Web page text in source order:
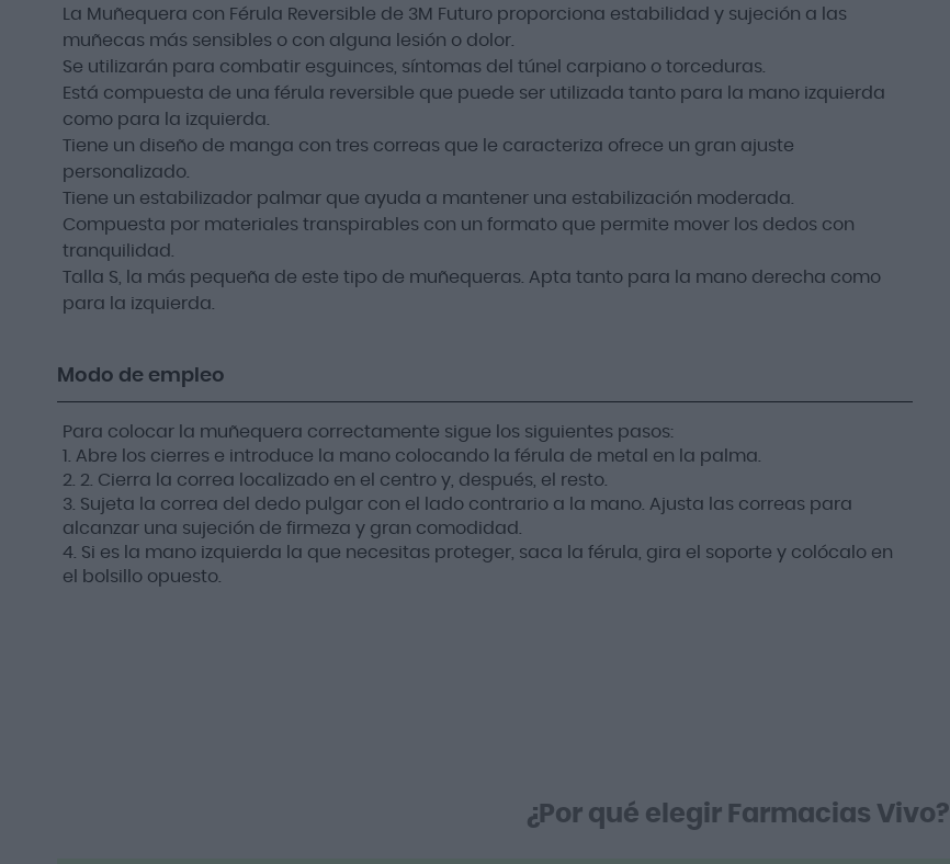
La Muñequera con Férula Reversible de 3M Futuro proporciona estabilidad y sujeción a las
muñecas más sensibles o con alguna lesión o dolor.
Se utilizarán para combatir esguinces, síntomas del túnel carpiano o torceduras.
Está compuesta de una férula reversible que puede ser utilizada tanto para la mano izquierda
como para la izquierda.
Tiene un diseño de manga con tres correas que le caracteriza ofrece un gran ajuste
personalizado.
Tiene un estabilizador palmar que ayuda a mantener una estabilización moderada.
Compuesta por materiales transpirables con un formato que permite mover los dedos con
tranquilidad.
Talla S, la más pequeña de este tipo de muñequeras. Apta tanto para la mano derecha como
para la izquierda.
Modo de empleo
Para colocar la muñequera correctamente sigue los siguientes pasos:
1. Abre los cierres e introduce la mano colocando la férula de metal en la palma.
2. 2. Cierra la correa localizado en el centro y, después, el resto.
3. Sujeta la correa del dedo pulgar con el lado contrario a la mano. Ajusta las correas para
alcanzar una sujeción de firmeza y gran comodidad.
4. Si es la mano izquierda la que necesitas proteger, saca la férula, gira el soporte y colócalo en
el bolsillo opuesto.
¿Por qué elegir Farmacias Vivo?